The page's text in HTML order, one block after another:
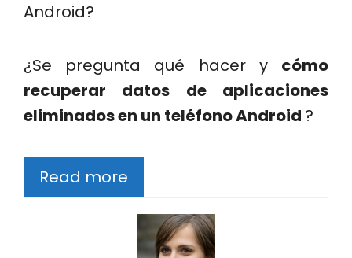
Android?
¿Se pregunta qué hacer y cómo
recuperar datos de aplicaciones
eliminados en un teléfono Android ?
Read more